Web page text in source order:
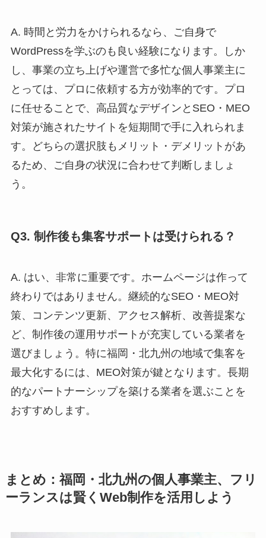
A. 時間と労力をかけられるなら、ご自身で
WordPressを学ぶのも良い経験になります。しか
し、事業の立ち上げや運営で多忙な個人事業主に
とっては、プロに依頼する方が効率的です。プロ
に任せることで、高品質なデザインとSEO・MEO
対策が施されたサイトを短期間で手に入れられま
す。どちらの選択肢もメリット・デメリットがあ
るため、ご自身の状況に合わせて判断しましょ
う。
Q3. 制作後も集客サポートは受けられる？
A. はい、非常に重要です。ホームページは作って
終わりではありません。継続的なSEO・MEO対
策、コンテンツ更新、アクセス解析、改善提案な
ど、制作後の運用サポートが充実している業者を
選びましょう。特に福岡・北九州の地域で集客を
最大化するには、MEO対策が鍵となります。長期
的なパートナーシップを築ける業者を選ぶことを
おすすめします。
まとめ：福岡・北九州の個人事業主、フリ
ーランスは賢くWeb制作を活用しよう